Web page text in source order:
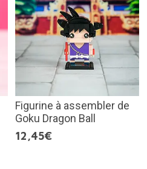
Figurine à assembler de
Goku Dragon Ball
12,45€